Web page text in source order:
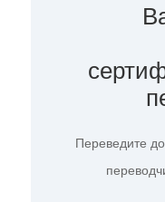
Переведите